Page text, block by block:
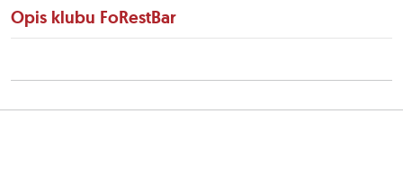
Opis klubu FoRestBar